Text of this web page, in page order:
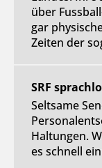
über
gar
Zeiten der
SRF
Seltsame
Haltungen.
es schnell